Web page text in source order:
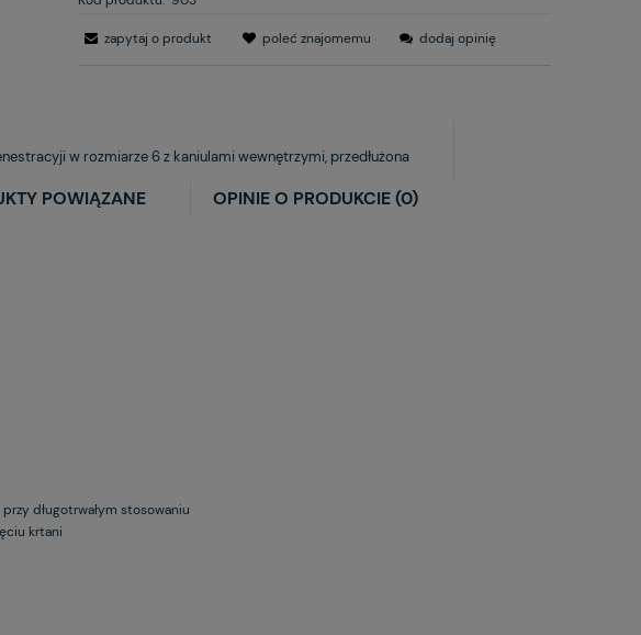
zapytaj o produkt poleć znajomemu dodaj opinię
w rozmiarze 6 z kaniulami wewnętrzymi, przedłużona
POWIĄZANE OPINIE O PRODUKCIE (0)
długotrwałym stosowaniu
krtani